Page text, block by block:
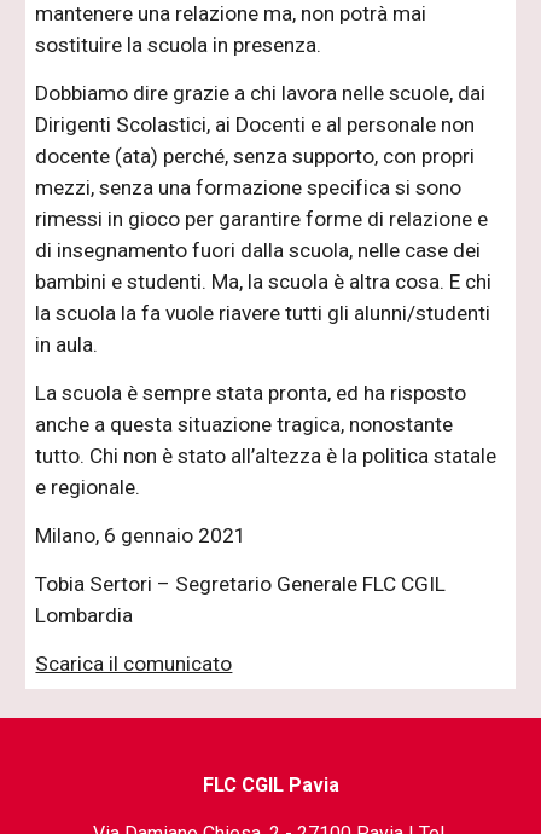
mantenere una relazione ma, non potrà mai
sostituire la scuola in presenza.
Dobbiamo dire grazie a chi lavora nelle scuole, dai
Dirigenti Scolastici, ai Docenti e al personale non
docente (ata) perché, senza supporto, con propri
mezzi, senza una formazione specifica si sono
rimessi in gioco per garantire forme di relazione e
di insegnamento fuori dalla scuola, nelle case dei
bambini e studenti. Ma, la scuola è altra cosa. E chi
la scuola la fa vuole riavere tutti gli alunni/studenti
in aula.
La scuola è sempre stata pronta, ed ha risposto
anche a questa situazione tragica, nonostante
tutto. Chi non è stato all’altezza è la politica statale
e regionale.
Milano, 6 gennaio 2021
Tobia Sertori – Segretario Generale FLC CGIL
Lombardia
Scarica il comunicato
FLC CGIL Pavia